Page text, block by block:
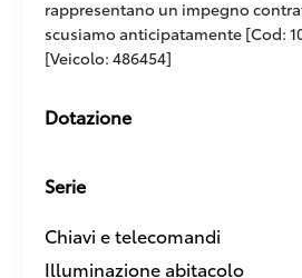
rappresentano un impegno
scusiamo anticipatamente [Cod:
[Veicolo: 486454]
Dotazione
Serie
Chiavi e telecomandi
Illuminazione abitacolo